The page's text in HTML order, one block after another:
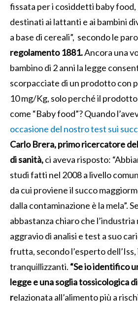
fissata per i cosiddetti baby food,
destinati ai lattanti e ai bambini
a base di cereali”, secondo le
regolamento 1881.Ancora una
bambino di 2 anni la legge
scorpacciate di un prodotto con
10 mg/Kg, solo perché il
come “Baby food”?Quando
occasione del nostro test sui
CarloBrera, primo ricercatore
di sanità,ci aveva risposto:
studi fatti nel 2008 a livello
da cui proviene il succo
dalla contaminazione è la mela”.
abbastanza chiaro che
aggravio di analisi e test a suo
frutta, secondo l’esperto
tranquillizzanti. “Se io identifico
legge e una soglia tossicologica
relazionata all’alimento più a